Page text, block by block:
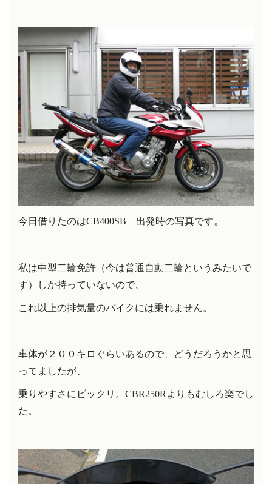
今日借りたのはCB400SB 出発時の写真です。
私は中型二輪免許（今は普通自動二輪というみたいで
す）しか持っていないので、
これ以上の排気量のバイクには乗れません。
車体が２００キロぐらいあるので、どうだろうかと思
ってましたが、
乗りやすさにビックリ。 CBR250R よりもむしろ楽でし
た。